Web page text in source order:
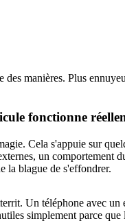
des manières. Plus
fonctionne
Cela s'appuie sur
un comportement
la blague de s'effondrer.
Un téléphone avec un
simplement parce